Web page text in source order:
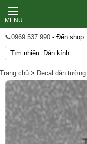
MENU
📞0969.537.990 - Đến shop:
Trang chủ > Decal dán tường